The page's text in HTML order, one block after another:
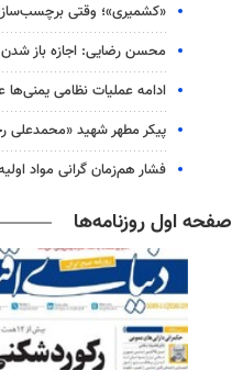
«کشمیری»؛ وقتی
محسن رضایی: اجازه باز شدن
ادامه عملیات نظامی یمنی‌ها
پیکر مطهر شهید «محمدعلی
فشار هم‌زمان گرانی مواد
صفحه اول روزنامه‌ها